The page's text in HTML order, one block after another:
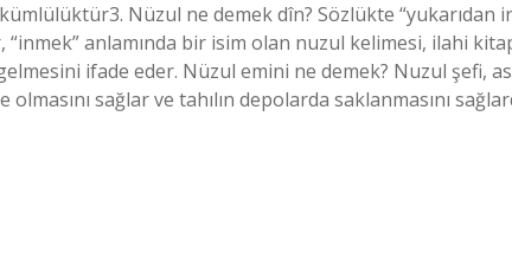
Nüzul ne demek dîn? Sözlükte “yukarıdan
anlamında bir isim olan nuzul kelimesi, ilahi
ifade eder. Nüzul emini ne demek? Nuzul şefi,
sağlar ve tahılın depolarda saklanmasını